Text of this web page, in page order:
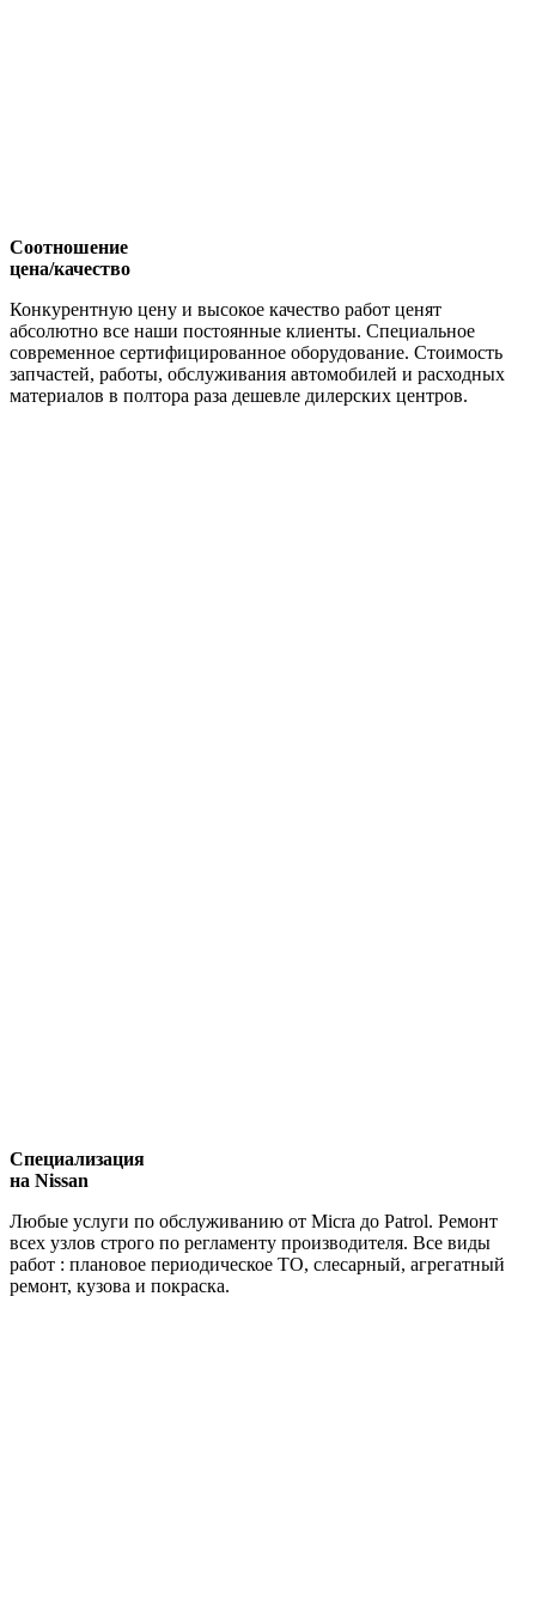
Соотношение
цена/качество
Конкурентную цену и высокое качество работ ценят
абсолютно все наши постоянные клиенты. Специальное
современное сертифицированное оборудование. Стоимость
запчастей, работы, обслуживания автомобилей и расходных
материалов в полтора раза дешевле дилерских центров.
Специализация
на Nissan
Любые услуги по обслуживанию от Micra до Patrol. Ремонт
всех узлов строго по регламенту производителя. Все виды
работ : плановое периодическое ТО, слесарный, агрегатный
ремонт, кузова и покраска.